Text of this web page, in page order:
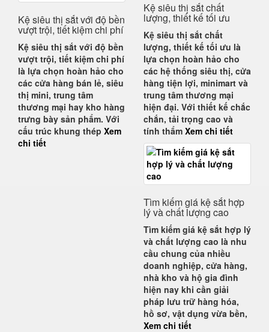
Kệ siêu thị sắt với độ bền
vượt trội, tiết kiệm chi phí
Kệ siêu thị sắt với độ bền
vượt trội, tiết kiệm chi phí
là lựa chọn hoàn hảo cho
các cửa hàng bán lẻ, siêu
thị mini, trung tâm
thương mại hay kho hàng
trưng bày sản phẩm. Với
cấu trúc khung thép Xem
chi tiết
Kệ siêu thị sắt chất
lượng, thiết kế tối ưu
Kệ siêu thị sắt chất
lượng, thiết kế tối ưu là
lựa chọn hoàn hảo cho
các hệ thống siêu thị, cửa
hàng tiện lợi, minimart và
trung tâm thương mại
hiện đại. Với thiết kế chắc
chắn, tải trọng cao và
tính thẩm Xem chi tiết
Tìm kiếm giá kệ sắt hợp
lý và chất lượng cao
Tìm kiếm giá kệ sắt hợp lý
và chất lượng cao là nhu
cầu chung của nhiều
doanh nghiệp, cửa hàng,
nhà kho và hộ gia đình
hiện nay khi cần giải
pháp lưu trữ hàng hóa,
hồ sơ, vật dụng vừa bền,
Xem chi tiết